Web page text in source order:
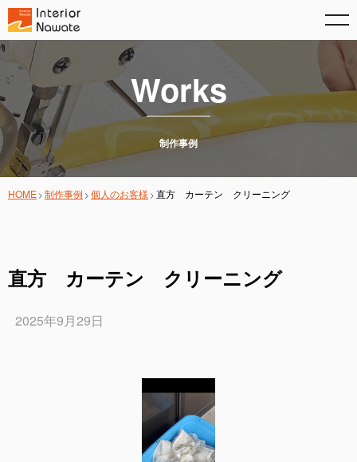
Works
制作事例
HOME 制作事例 個人のお客様 直方 カーテン クリーニング
直方 カーテン クリーニング
2025年9月29日